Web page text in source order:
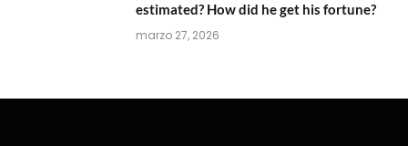
estimated? How did he get his fortune?
marzo 27, 2026